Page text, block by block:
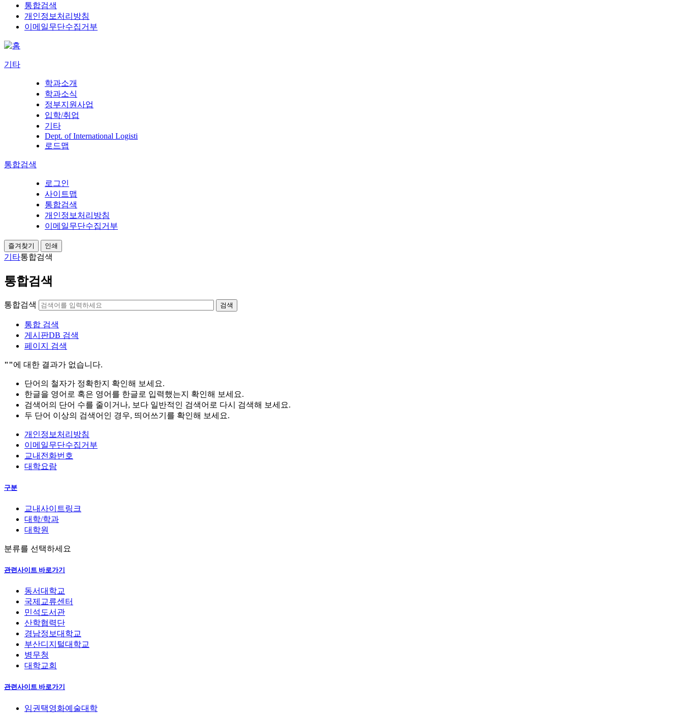
통합검색
개인정보처리방침
이메일무단수집거부
기타
학과소개
학과소식
정부지원사업
입학/취업
기타
Dept. of International Logisti
로드맵
통합검색
로그인
사이트맵
통합검색
개인정보처리방침
이메일무단수집거부
즐겨찾기 인쇄
기타통합검색
통합검색
통합검색 검색
통합 검색
게시판DB 검색
페이지 검색
""에 대한 결과가 없습니다.
단어의 철자가 정확한지 확인해 보세요.
한글을 영어로 혹은 영어를 한글로 입력했는지 확인해 보세요.
검색어의 단어 수를 줄이거나, 보다 일반적인 검색어로 다시 검색해 보세요.
두 단어 이상의 검색어인 경우, 띄어쓰기를 확인해 보세요.
개인정보처리방침
이메일무단수집거부
교내전화번호
대학요람
구분
교내사이트링크
대학/학과
대학원
분류를 선택하세요
관련사이트 바로가기
동서대학교
국제교류센터
민석도서관
산학협력단
경남정보대학교
부산디지털대학교
병무청
대학교회
관련사이트 바로가기
임권택영화예술대학